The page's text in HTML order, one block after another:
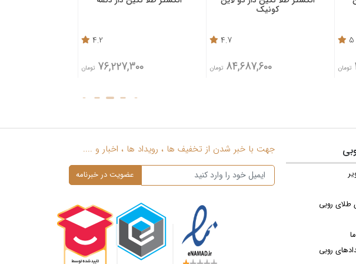
84,687,600 تومان 76,227,300 تومان
طلای روبی
روبی
جهت با خبر شدن از تخفیف ها ، رویداد ها ، اخبار و ....